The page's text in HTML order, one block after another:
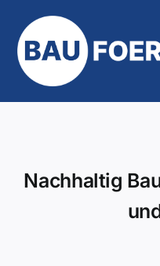
Inhalt
springen
Nachhaltig